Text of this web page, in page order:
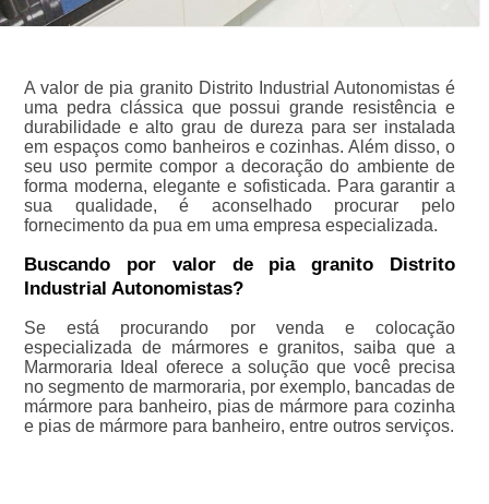
A valor de pia granito Distrito Industrial Autonomistas é
uma pedra clássica que possui grande resistência e
durabilidade e alto grau de dureza para ser instalada
em espaços como banheiros e cozinhas. Além disso, o
seu uso permite compor a decoração do ambiente de
forma moderna, elegante e sofisticada. Para garantir a
sua qualidade, é aconselhado procurar pelo
fornecimento da pua em uma empresa especializada.
Buscando por valor de pia granito Distrito
Industrial Autonomistas?
Se está procurando por venda e colocação
especializada de mármores e granitos, saiba que a
Marmoraria Ideal oferece a solução que você precisa
no segmento de marmoraria, por exemplo, bancadas de
mármore para banheiro, pias de mármore para cozinha
e pias de mármore para banheiro, entre outros serviços.